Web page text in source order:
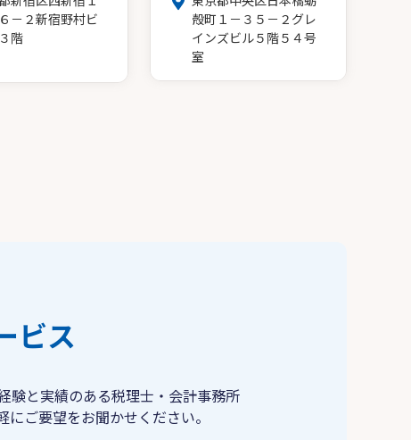
－２新宿野村ビ
階
殻町１－３５－２グレ
インズビル５階５４号
室
ビス
験と実績のある税理士・会計事務所
ご要望をお聞かせください。